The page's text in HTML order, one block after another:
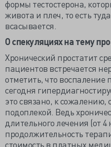
формы тестостерона,
живота и плеч, то есть
всасывается.
О спекуляциях на тему
Хронический простатит
пациентов встречается
отметить, что воспаление
сегодня
это связано, к сожалению,
подоплекой. Ведь
длительного лечения (от
продолжительность
стоимость в платных